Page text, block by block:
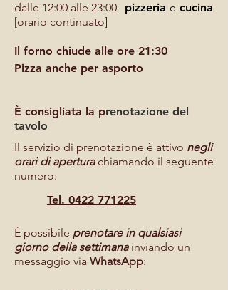
dalle 12:00 alle 23:00
[orario continuato]
pizzeria e cucina
Il forno chiude alle ore 21:30
Pizza anche per asporto
È consigliata la prenotazione del
tavolo
Il servizio di prenotazione è attivo negli
orari di aperturachiamando il seguente
numero:
Tel. 0422 771225
È possibile prenotare in qualsiasi
giorno della settimanainviando un
messaggio via WhatsApp: